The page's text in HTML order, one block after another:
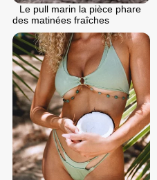
Le pull marin la pièce phare
des matinées fraîches